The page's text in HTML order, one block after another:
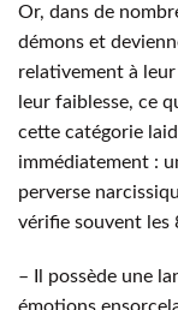
Or, dans de
démons et
relativement à
leur faiblesse, ce
cette catégorie
immédiatement :
perverse
vérifie souvent les
– Il possède une